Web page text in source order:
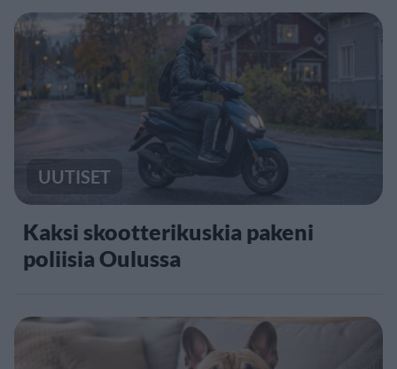
UUTISET
Kaksi skootterikuskia pakeni
poliisia Oulussa